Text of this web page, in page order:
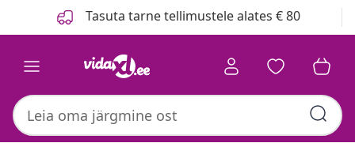
Tasuta tarne tellimustele alates € 80